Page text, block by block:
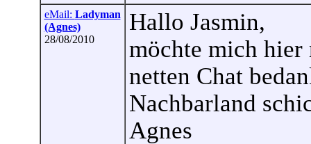
eMail: Ladyman
(Agnes)
28/08/2010
Hallo Jasmin,
möchte mich
netten Chat
Nachbarland
Agnes